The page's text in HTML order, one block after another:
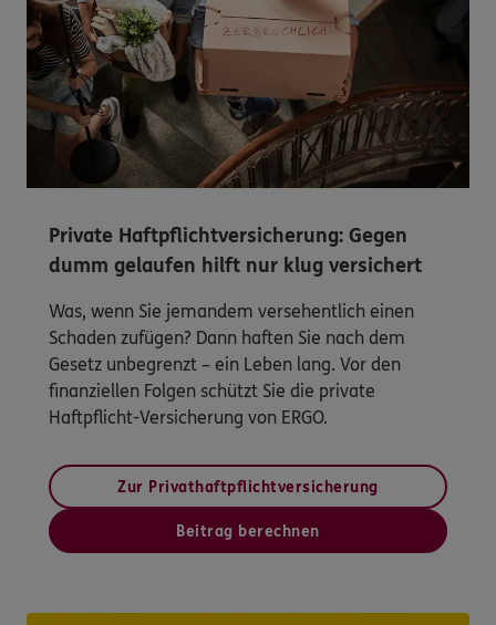
Private Haftpflichtversicherung: Gegen
dumm gelaufen hilft nur klug versichert
Was, wenn Sie jemandem versehentlich einen
Schaden zufügen? Dann haften Sie nach dem
Gesetz unbegrenzt – ein Leben lang. Vor den
finanziellen Folgen schützt Sie die private
Haftpflicht-Versicherung von ERGO.
Zur Privathaftpflichtversicherung
Beitrag berechnen